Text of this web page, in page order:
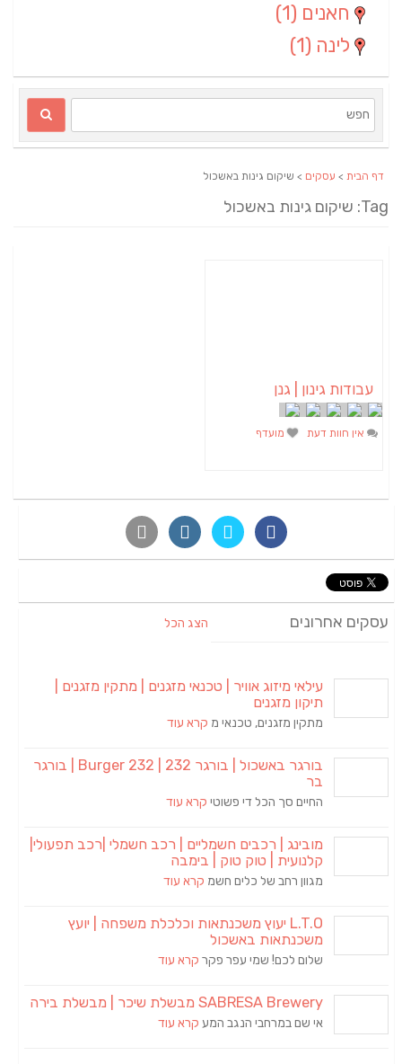
חאנים (1)
לינה (1)
דף הבית > עסקים > שיקום גינות באשכול
Tag: שיקום גינות באשכול
עבודות גינון | גנן
אין חוות דעת מועדף
עסקים אחרונים הצג הכל
עילאי מיזוג אוויר | טכנאי מזגנים | מתקין מזגנים |
תיקון מזגנים
מתקין מזגנים, טכנאי מ קרא עוד
בורגר באשכול | בורגר 232 | Burger 232 | בורגר
בר
החיים סך הכל די פשוטי קרא עוד
מובינג | רכבים חשמליים | רכב חשמלי |רכב תפעולי|
קלנועית | טוק טוק | בימבה
מגוון רחב של כלים חשמ קרא עוד
L.T.O יעוץ משכנתאות וכלכלת משפחה | יועץ
משכנתאות באשכול
שלום לכם! שמי עפר פקר קרא עוד
SABRESA Brewery מבשלת שיכר | מבשלת בירה
אי שם במרחבי הנגב המע קרא עוד